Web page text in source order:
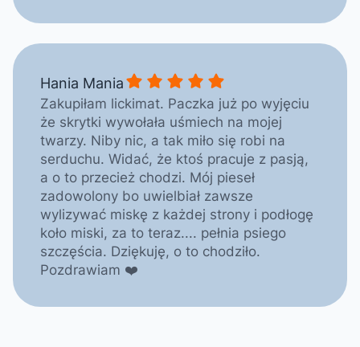
Hania Mania
Hania Mania gave a rating of: 5
Zakupiłam lickimat. Paczka już po wyjęciu
że skrytki wywołała uśmiech na mojej
twarzy. Niby nic, a tak miło się robi na
serduchu. Widać, że ktoś pracuje z pasją,
a o to przecież chodzi. Mój pieseł
zadowolony bo uwielbiał zawsze
wylizywać miskę z każdej strony i podłogę
koło miski, za to teraz.... pełnia psiego
szczęścia. Dziękuję, o to chodziło.
Pozdrawiam ❤️